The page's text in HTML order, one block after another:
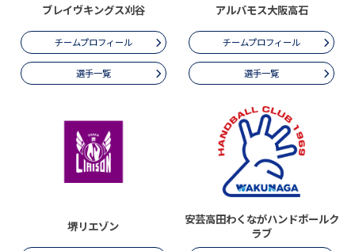
ブレイヴキングス刈谷
チームプロフィール
選手一覧
アルバモス大阪高石
チームプロフィール
選手一覧
堺リエゾン
安芸高田わくながハンドボールク
ラブ